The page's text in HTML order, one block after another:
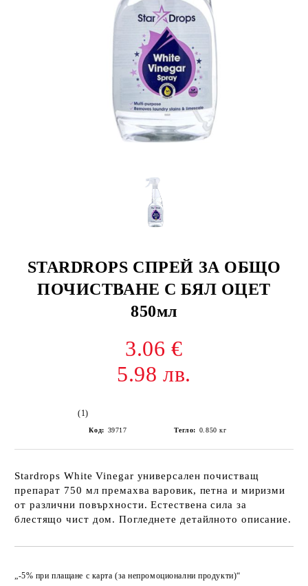
STARDROPS СПРЕЙ ЗА ОБЩО
ПОЧИСТВАНЕ С БЯЛ ОЦЕТ
850мл
3.06 €
5.98 лв.
(1)
Код: 39717 Тегло: 0.850 кг
Stardrops White Vinegar универсален почистващ
препарат 750 мл премахва варовик, петна и миризми
от различни повърхности. Естествена сила за
блестящо чист дом. Погледнете детайлното описание.
„-5% при плащане с карта (за непромоционални продукти)“